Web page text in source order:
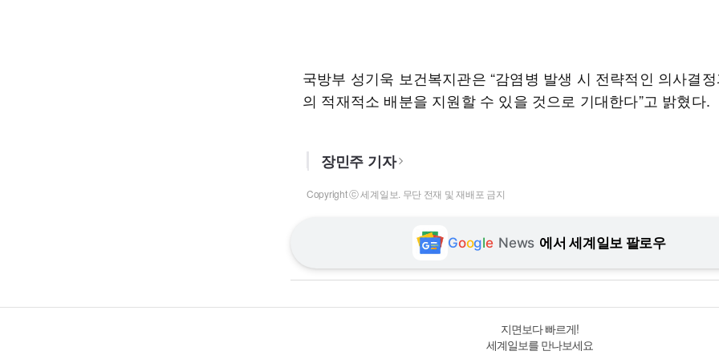
국방부 성기욱 보건복지관은 “감염병 발생 시 전략적인 의사결
의 적재적소 배분을 지원할 수 있을 것으로 기대한다”고 밝혔다.
장민주 기자
Copyright ⓒ 세계일보. 무단 전재 및 재배포 금지
Google News 에서 세계일보 팔로우
지면보다 빠르게!
세계일보를 만나보세요